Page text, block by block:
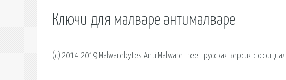
Ключи для малваре антималваре
(с) 2014-2019 Malwarebytes Anti Malware Free - русская версия с